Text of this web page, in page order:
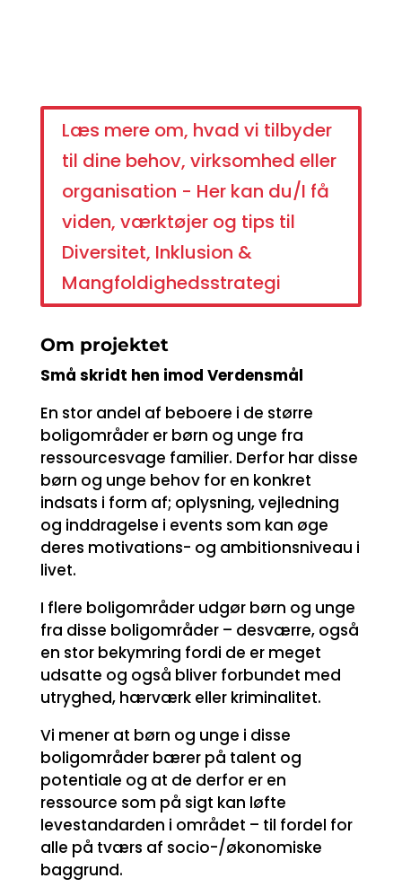
Læs mere om, hvad vi tilbyder
til dine behov, virksomhed eller
organisation - Her kan du/I få
viden, værktøjer og tips til
Diversitet, Inklusion &
Mangfoldighedsstrategi
Om projektet
Små skridt hen imod Verdensmål
En stor andel af beboere i de større
boligområder er børn og unge fra
ressourcesvage familier. Derfor har disse
børn og unge behov for en konkret
indsats i form af; oplysning, vejledning
og inddragelse i events som kan øge
deres motivations- og ambitionsniveau i
livet.
I flere boligområder udgør børn og unge
fra disse boligområder – desværre, også
en stor bekymring fordi de er meget
udsatte og også bliver forbundet med
utryghed, hærværk eller kriminalitet.
Vi mener at børn og unge i disse
boligområder bærer på talent og
potentiale og at de derfor er en
ressource som på sigt kan løfte
levestandarden i området – til fordel for
alle på tværs af socio-/økonomiske
baggrund.